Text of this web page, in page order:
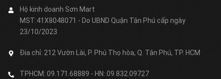
Hộ kinh doanh Sơn Mart
MST:41X8048071 - Do UBND Quận Tân Phú cấp ngày
23/10/2023
Địa chỉ: 212 Vườn Lài, P. Phú Thọ hòa, Q. Tân Phú, TP. HCM
TPHCM: 09.171.68889 - HN: 09.832.09727